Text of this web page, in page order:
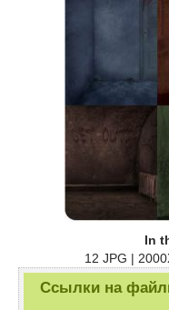
In
12 JPG |
Ссылки на